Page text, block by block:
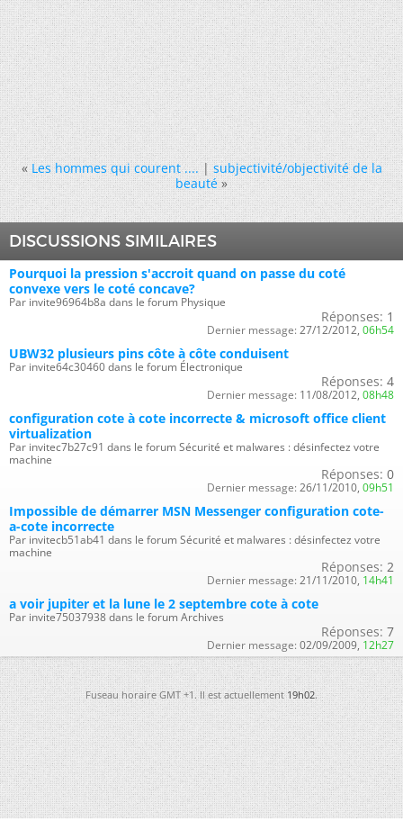
« Les hommes qui courent ....|subjectivité/objectivité de la
beauté »
DISCUSSIONS SIMILAIRES
Pourquoi la pression s'accroit quand on passe du coté
convexe vers le coté concave?
Par invite96964b8a dans le forum Physique
Réponses: 1
Dernier message: 27/12/2012, 06h54
UBW32 plusieurs pins côte à côte conduisent
Par invite64c30460 dans le forum Électronique
Réponses: 4
Dernier message: 11/08/2012, 08h48
configuration cote à cote incorrecte & microsoft office client
virtualization
Par invitec7b27c91 dans le forum Sécurité et malwares : désinfectez votre
machine
Réponses: 0
Dernier message: 26/11/2010, 09h51
Impossible de démarrer MSN Messenger configuration cote-
a-cote incorrecte
Par invitecb51ab41 dans le forum Sécurité et malwares : désinfectez votre
machine
Réponses: 2
Dernier message: 21/11/2010, 14h41
a voir jupiter et la lune le 2 septembre cote à cote
Par invite75037938 dans le forum Archives
Réponses: 7
Dernier message: 02/09/2009, 12h27
Fuseau horaire GMT +1. Il est actuellement19h02.